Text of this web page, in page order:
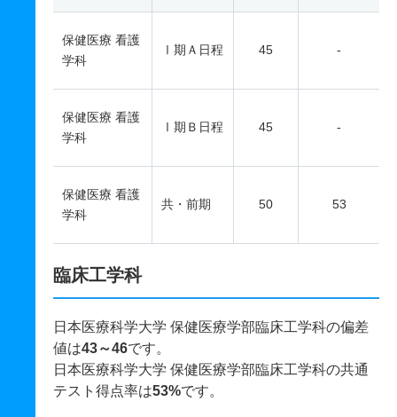
保健医療 看護
学科
Ⅰ期Ａ日程 45 -
保健医療 看護
学科
Ⅰ期Ｂ日程 45 -
保健医療 看護
学科
共・前期 50 53
臨床工学科
日本医療科学大学 保健医療学部臨床工学科の偏差
値は43～46です。
日本医療科学大学 保健医療学部臨床工学科の共通
テスト得点率は53%です。